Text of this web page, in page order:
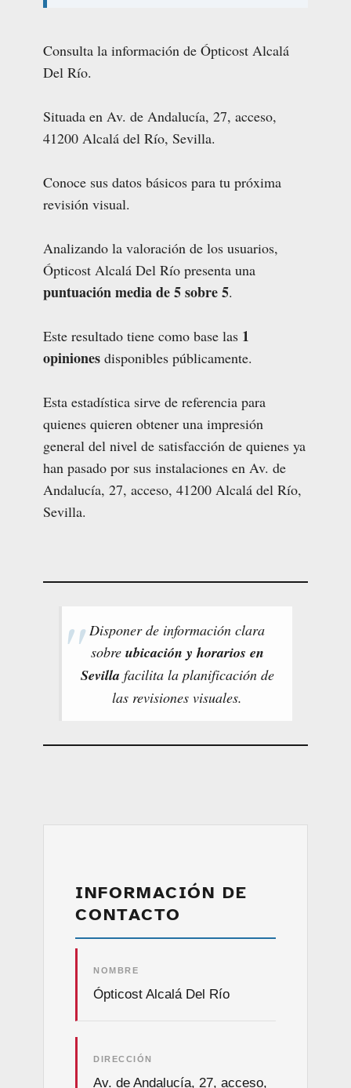
Consulta la información de Ópticost Alcalá
Del Río.
Situada en Av. de Andalucía, 27, acceso,
41200 Alcalá del Río, Sevilla.
Conoce sus datos básicos para tu próxima
revisión visual.
Analizando la valoración de los usuarios,
Ópticost Alcalá Del Río presenta una
puntuación media de 5 sobre 5.
Este resultado tiene como base las 1
opiniones disponibles públicamente.
Esta estadística sirve de referencia para
quienes quieren obtener una impresión
general del nivel de satisfacción de quienes ya
han pasado por sus instalaciones en Av. de
Andalucía, 27, acceso, 41200 Alcalá del Río,
Sevilla.
Disponer de información clara
sobre ubicación y horarios en
Sevilla facilita la planificación de
las revisiones visuales.
INFORMACIÓN DE
CONTACTO
NOMBRE
Ópticost Alcalá Del Río
DIRECCIÓN
Av. de Andalucía, 27, acceso,